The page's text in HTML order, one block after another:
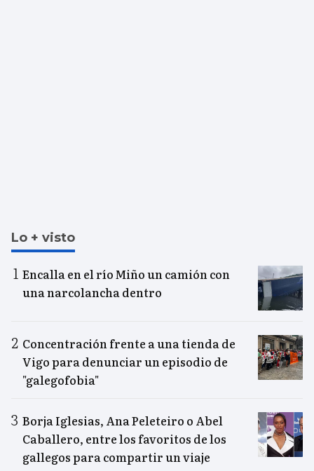
Lo + visto
Encalla en el río Miño un camión con
una narcolancha dentro
Concentración frente a una tienda de
Vigo para denunciar un episodio de
"galegofobia"
Borja Iglesias, Ana Peleteiro o Abel
Caballero, entre los favoritos de los
gallegos para compartir un viaje